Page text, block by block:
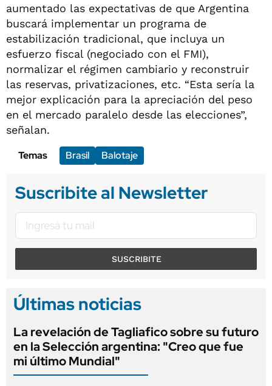
aumentado las expectativas de que Argentina
buscará implementar un programa de
estabilización tradicional, que incluya un
esfuerzo fiscal (negociado con el FMI),
normalizar el régimen cambiario y reconstruir
las reservas, privatizaciones, etc. “Esta sería la
mejor explicación para la apreciación del peso
en el mercado paralelo desde las elecciones”,
señalan.
Temas
Brasil Balotaje
Suscribite al Newsletter
SUSCRIBITE
Últimas noticias
La revelación de Tagliafico sobre su futuro
en la Selección argentina: "Creo que fue
mi último Mundial"